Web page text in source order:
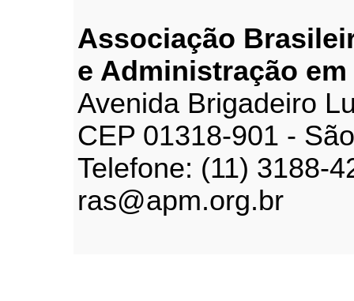
Associação
e Administração em
Avenida Brigadeiro
CEP 01318-901 -
Telefone: (11) 3188-
ras@apm.org.br